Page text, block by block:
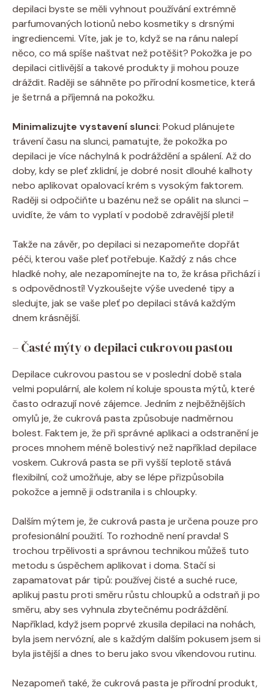
depilaci byste se měli vyhnout používání extrémně
parfumovaných lotionů nebo kosmetiky s drsnými
ingrediencemi. Víte, jak je to, když se na ránu nalepí
něco, co má spíše naštvat než potěšit? Pokožka je po
depilaci citlivější a takové produkty ji mohou pouze
dráždit. Raději se sáhněte po přírodní kosmetice, která
je šetrná a příjemná na pokožku.
Minimalizujte vystavení slunci: Pokud plánujete
trávení času na slunci, pamatujte, že pokožka po
depilaci je více náchylná k podráždění a spálení. Až do
doby, kdy se pleť zklidní, je dobré nosit dlouhé kalhoty
nebo aplikovat opalovací krém s vysokým faktorem.
Raději si odpočiňte u bazénu než se opálit na slunci –
uvidíte, že vám to vyplatí v podobě zdravější pleti!
Takže na závěr, po depilaci si nezapomeňte dopřát
péči, kterou vaše pleť potřebuje. Každý z nás chce
hladké nohy, ale nezapomínejte na to, že krása přichází i
s odpovědností! Vyzkoušejte výše uvedené tipy a
sledujte, jak se vaše pleť po depilaci stává každým
dnem krásnější.
– Časté mýty o depilaci cukrovou pastou
Depilace cukrovou pastou se v poslední době stala
velmi populární, ale kolem ní koluje spousta mýtů, které
často odrazují nové zájemce. Jedním z nejběžnějších
omylů je, že cukrová pasta způsobuje nadměrnou
bolest. Faktem je, že při správné aplikaci a odstranění je
proces mnohem méně bolestivý než například depilace
voskem. Cukrová pasta se při vyšší teplotě stává
flexibilní, což umožňuje, aby se lépe přizpůsobila
pokožce a jemně ji odstranila i s chloupky.
Dalším mýtem je, že cukrová pasta je určena pouze pro
profesionální použití. To rozhodně není pravda! S
trochou trpělivosti a správnou technikou můžeš tuto
metodu s úspěchem aplikovat i doma. Stačí si
zapamatovat pár tipů: používej čisté a suché ruce,
aplikuj pastu proti směru růstu chloupků a odstraň ji po
směru, aby ses vyhnula zbytečnému podráždění.
Například, když jsem poprvé zkusila depilaci na nohách,
byla jsem nervózní, ale s každým dalším pokusem jsem si
byla jistější a dnes to beru jako svou víkendovou rutinu.
Nezapomeň také, že cukrová pasta je přírodní produkt,